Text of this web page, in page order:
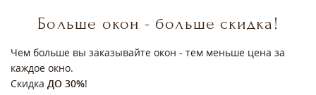
Больше окон - больше скидка!
Чем больше вы заказывайте окон - тем меньше цена за
каждое окно.
Скидка ДО 30%!